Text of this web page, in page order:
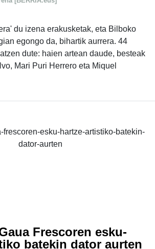
du izena erakusketak, eta Bilboko
egongo da, bihartik aurrera. 44
dute: haien artean daude, besteak
Mari Puri Herrero eta Miquel
Frescoren esku-
batekin dator aurten